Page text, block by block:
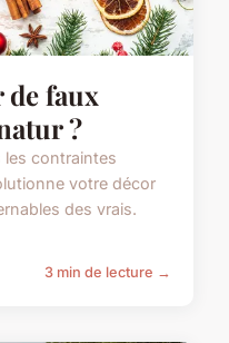
faux
?
contraintes
votre décor
des vrais.
3 min de lecture →